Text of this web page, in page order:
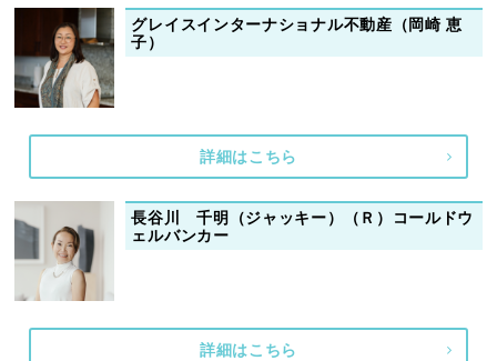
グレイスインターナショナル不動産（岡崎 恵
子）
詳細はこちら
長谷川 千明（ジャッキー）（Ｒ）コールドウ
ェルバンカー
詳細はこちら